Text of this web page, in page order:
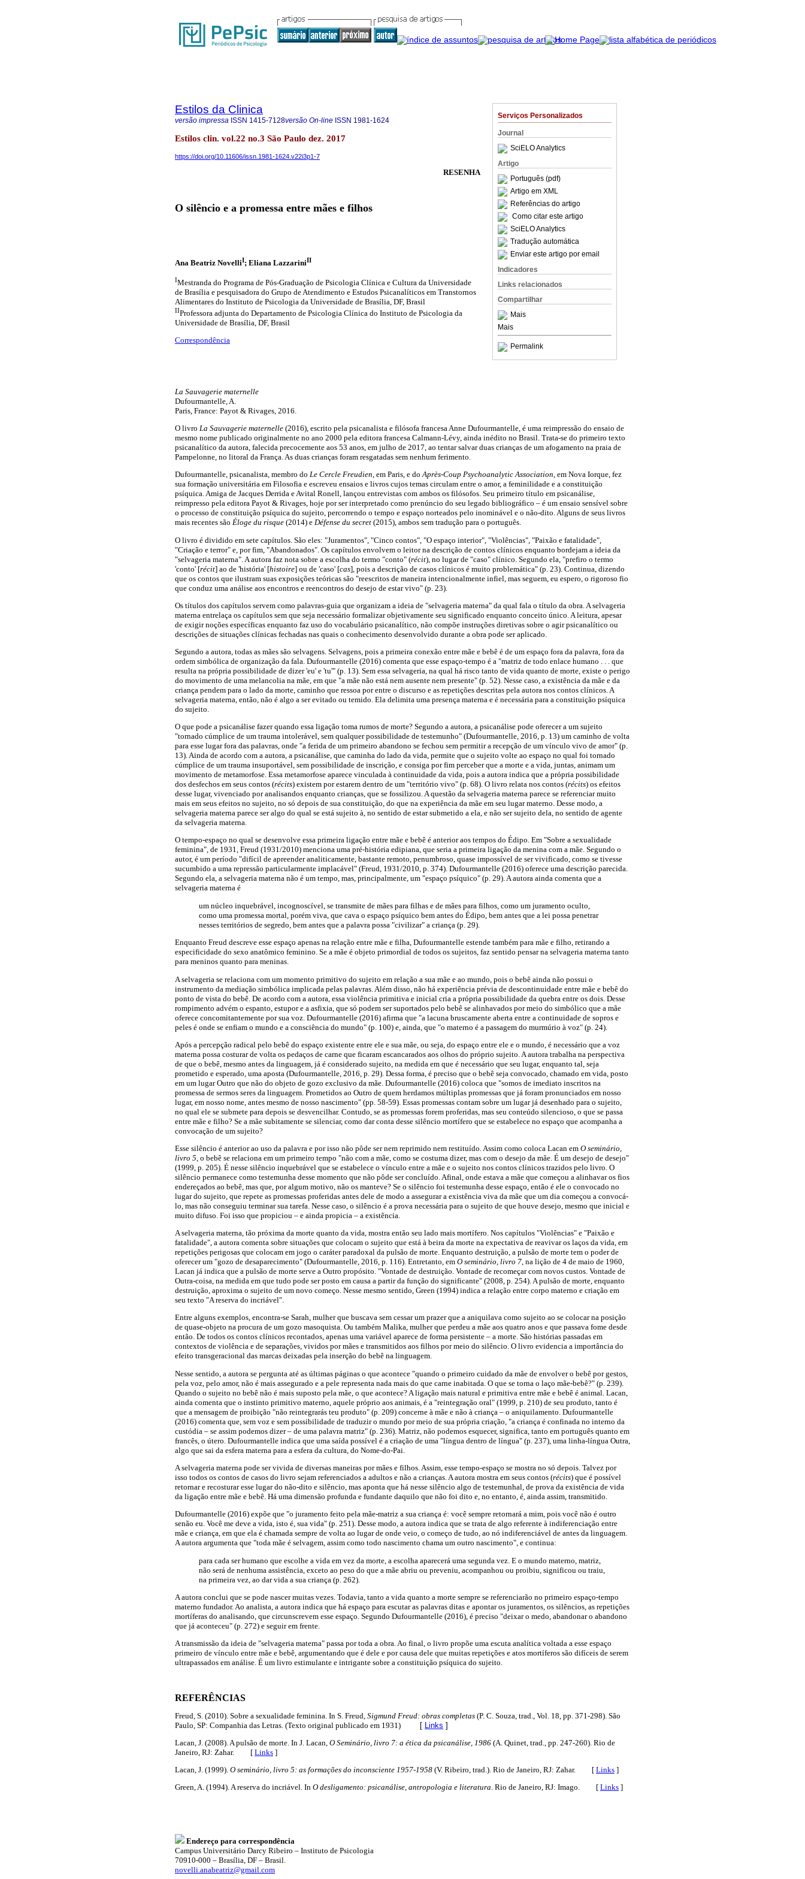
Serviços Personalizados
Journal
SciELO Analytics
Artigo
Português (pdf)
Artigo em XML
Referências do artigo
Como citar este artigo
SciELO Analytics
Tradução automática
Enviar este artigo por email
Indicadores
Links relacionados
Compartilhar
Mais
Mais
Permalink
Estilos da Clinica
versão impressa ISSN 1415-7128versão On-line ISSN 1981-1624
Estilos clin. vol.22 no.3 São Paulo dez. 2017
https://doi.org/10.11606/issn.1981-1624.v22i3p1-7
RESENHA
O silêncio e a promessa entre mães e filhos
Ana Beatriz NovelliI; Eliana LazzariniII
IMestranda do Programa de Pós-Graduação de Psicologia Clínica e Cultura da Universidade
de Brasília e pesquisadora do Grupo de Atendimento e Estudos Psicanalíticos em Transtornos
Alimentares do Instituto de Psicologia da Universidade de Brasília, DF, Brasil
IIProfessora adjunta do Departamento de Psicologia Clínica do Instituto de Psicologia da
Universidade de Brasília, DF, Brasil
Correspondência
La Sauvagerie maternelle
Dufourmantelle, A.
Paris, France: Payot & Rivages, 2016.
O livro La Sauvagerie maternelle (2016), escrito pela psicanalista e filósofa francesa Anne Dufourmantelle, é uma reimpressão do ensaio de
mesmo nome publicado originalmente no ano 2000 pela editora francesa Calmann-Lévy, ainda inédito no Brasil. Trata-se do primeiro texto
psicanalítico da autora, falecida precocemente aos 53 anos, em julho de 2017, ao tentar salvar duas crianças de um afogamento na praia de
Pampelonne, no litoral da França. As duas crianças foram resgatadas sem nenhum ferimento.
Dufourmantelle, psicanalista, membro do Le Cercle Freudien, em Paris, e doAprès-Coup Psychoanalytic Association, em Nova Iorque, fez
sua formação universitária em Filosofia e escreveu ensaios e livros cujos temas circulam entre o amor, a feminilidade e a constituição
psíquica. Amiga de Jacques Derrida e Avital Ronell, lançou entrevistas com ambos os filósofos. Seu primeiro título em psicanálise,
reimpresso pela editora Payot & Rivages, hoje por ser interpretado como prenúncio do seu legado bibliográfico – é um ensaio sensível sobre
o processo de constituição psíquica do sujeito, percorrendo o tempo e espaço norteados pelo inominável e o não-dito. Alguns de seus livros
mais recentes são Éloge du risque (2014) e Défense du secret (2015), ambos sem tradução para o português.
O livro é dividido em sete capítulos. São eles: "Juramentos", "Cinco contos", "O espaço interior", "Violências", "Paixão e fatalidade",
"Criação e terror" e, por fim, "Abandonados". Os capítulos envolvem o leitor na descrição de contos clínicos enquanto bordejam a ideia da
"selvageria materna". A autora faz nota sobre a escolha do termo "conto" (récit), no lugar de "caso" clínico. Segundo ela, "prefiro o termo
'conto' [récit] ao de 'história' [histoire] ou de 'caso' [cas], pois a descrição de casos clínicos é muito problemática" (p. 23). Continua, dizendo
que os contos que ilustram suas exposições teóricas são "reescritos de maneira intencionalmente infiel, mas seguem, eu espero, o rigoroso fio
que conduz uma análise aos encontros e reencontros do desejo de estar vivo" (p. 23).
Os títulos dos capítulos servem como palavras-guia que organizam a ideia de "selvageria materna" da qual fala o título da obra. A selvageria
materna entrelaça os capítulos sem que seja necessário formalizar objetivamente seu significado enquanto conceito único. A leitura, apesar
de exigir noções específicas enquanto faz uso do vocabulário psicanalítico, não compõe instruções diretivas sobre o agir psicanalítico ou
descrições de situações clínicas fechadas nas quais o conhecimento desenvolvido durante a obra pode ser aplicado.
Segundo a autora, todas as mães são selvagens. Selvagens, pois a primeira conexão entre mãe e bebê é de um espaço fora da palavra, fora da
ordem simbólica de organização da fala. Dufourmantelle (2016) comenta que esse espaço-tempo é a "matriz de todo enlace humano . . . que
resulta na própria possibilidade de dizer 'eu' e 'tu'" (p. 13). Sem essa selvageria, na qual há risco tanto de vida quanto de morte, existe o perigo
do movimento de uma melancolia na mãe, em que "a mãe não está nem ausente nem presente" (p. 52). Nesse caso, a existência da mãe e da
criança pendem para o lado da morte, caminho que ressoa por entre o discurso e as repetições descritas pela autora nos contos clínicos. A
selvageria materna, então, não é algo a ser evitado ou temido. Ela delimita uma presença materna e é necessária para a constituição psíquica
do sujeito.
O que pode a psicanálise fazer quando essa ligação toma rumos de morte? Segundo a autora, a psicanálise pode oferecer a um sujeito
"tornado cúmplice de um trauma intolerável, sem qualquer possibilidade de testemunho" (Dufourmantelle, 2016, p. 13) um caminho de volta
para esse lugar fora das palavras, onde "a ferida de um primeiro abandono se fechou sem permitir a recepção de um vínculo vivo de amor" (p.
13). Ainda de acordo com a autora, a psicanálise, que caminha do lado da vida, permite que o sujeito volte ao espaço no qual foi tornado
cúmplice de um trauma insuportável, sem possibilidade de inscrição, e consiga por fim perceber que a morte e a vida, juntas, animam um
movimento de metamorfose. Essa metamorfose aparece vinculada à continuidade da vida, pois a autora indica que a própria possibilidade
dos desfechos em seus contos (récits) existem por estarem dentro de um "território vivo" (p. 68). O livro relata nos contos (récits) os efeitos
desse lugar, vivenciado por analisandos enquanto crianças, que se fossilizou. A questão da selvageria materna parece se referenciar muito
mais em seus efeitos no sujeito, no só depois de sua constituição, do que na experiência da mãe em seu lugar materno. Desse modo, a
selvageria materna parece ser algo do qual se está sujeito à, no sentido de estar submetido a ela, e não ser sujeito dela, no sentido de agente
da selvageria materna.
O tempo-espaço no qual se desenvolve essa primeira ligação entre mãe e bebê é anterior aos tempos do Édipo. Em "Sobre a sexualidade
feminina", de 1931, Freud (1931/2010) menciona uma pré-história edipiana, que seria a primeira ligação da menina com a mãe. Segundo o
autor, é um período "difícil de apreender analiticamente, bastante remoto, penumbroso, quase impossível de ser vivificado, como se tivesse
sucumbido a uma repressão particularmente implacável" (Freud, 1931/2010, p. 374). Dufourmantelle (2016) oferece uma descrição parecida.
Segundo ela, a selvageria materna não é um tempo, mas, principalmente, um "espaço psíquico" (p. 29). A autora ainda comenta que a
selvageria materna é
um núcleo inquebrável, incognoscível, se transmite de mães para filhas e de mães para filhos, como um juramento oculto,
como uma promessa mortal, porém viva, que cava o espaço psíquico bem antes do Édipo, bem antes que a lei possa penetrar
nesses territórios de segredo, bem antes que a palavra possa "civilizar" a criança (p. 29).
Enquanto Freud descreve esse espaço apenas na relação entre mãe e filha, Dufourmantelle estende também para mãe e filho, retirando a
especificidade do sexo anatômico feminino. Se a mãe é objeto primordial de todos os sujeitos, faz sentido pensar na selvageria materna tanto
para meninos quanto para meninas.
A selvageria se relaciona com um momento primitivo do sujeito em relação a sua mãe e ao mundo, pois o bebê ainda não possui o
instrumento da mediação simbólica implicada pelas palavras. Além disso, não há experiência prévia de descontinuidade entre mãe e bebê do
ponto de vista do bebê. De acordo com a autora, essa violência primitiva e inicial cria a própria possibilidade da quebra entre os dois. Desse
rompimento advém o espanto, estupor e a asfixia, que só podem ser suportados pelo bebê se alinhavados por meio do simbólico que a mãe
oferece concomitantemente por sua voz. Dufourmantelle (2016) afirma que "a lacuna bruscamente aberta entre a continuidade de sopros e
peles é onde se enfiam o mundo e a consciência do mundo" (p. 100) e, ainda, que "o materno é a passagem do murmúrio à voz" (p. 24).
Após a percepção radical pelo bebê do espaço existente entre ele e sua mãe, ou seja, do espaço entre ele e o mundo, é necessário que a voz
materna possa costurar de volta os pedaços de carne que ficaram escancarados aos olhos do próprio sujeito. A autora trabalha na perspectiva
de que o bebê, mesmo antes da linguagem, já é considerado sujeito, na medida em que é necessário que seu lugar, enquanto tal, seja
prometido e esperado, uma aposta (Dufourmantelle, 2016, p. 29). Dessa forma, é preciso que o bebê seja convocado, chamado em vida, posto
em um lugar Outro que não do objeto de gozo exclusivo da mãe. Dufourmantelle (2016) coloca que "somos de imediato inscritos na
promessa de sermos seres da linguagem. Prometidos ao Outro de quem herdamos múltiplas promessas que já foram pronunciados em nosso
lugar, em nosso nome, antes mesmo de nosso nascimento" (pp. 58-59). Essas promessas contam sobre um lugar já desenhado para o sujeito,
no qual ele se submete para depois se desvencilhar. Contudo, se as promessas forem proferidas, mas seu conteúdo silencioso, o que se passa
entre mãe e filho? Se a mãe subitamente se silenciar, como dar conta desse silêncio mortífero que se estabelece no espaço que acompanha a
convocação de um sujeito?
Esse silêncio é anterior ao uso da palavra e por isso não pôde ser nem reprimido nem restituído. Assim como coloca Lacan em O seminário,
livro 5, o bebê se relaciona em um primeiro tempo "não com a mãe, como se costuma dizer, mas com o desejo da mãe. É um desejo de desejo"
(1999, p. 205). É nesse silêncio inquebrável que se estabelece o vínculo entre a mãe e o sujeito nos contos clínicos trazidos pelo livro. O
silêncio permanece como testemunha desse momento que não pôde ser concluído. Afinal, onde estava a mãe que começou a alinhavar os fios
endereçados ao bebê, mas que, por algum motivo, não os manteve? Se o silêncio foi testemunha desse espaço, então é ele o convocado no
lugar do sujeito, que repete as promessas proferidas antes dele de modo a assegurar a existência viva da mãe que um dia começou a convocá-
lo, mas não conseguiu terminar sua tarefa. Nesse caso, o silêncio é a prova necessária para o sujeito de que houve desejo, mesmo que inicial e
muito difuso. Foi isso que propiciou – e ainda propicia – a existência.
A selvageria materna, tão próxima da morte quanto da vida, mostra então seu lado mais mortífero. Nos capítulos "Violências" e "Paixão e
fatalidade", a autora comenta sobre situações que colocam o sujeito que está à beira da morte na expectativa de reavivar os laços da vida, em
repetições perigosas que colocam em jogo o caráter paradoxal da pulsão de morte. Enquanto destruição, a pulsão de morte tem o poder de
oferecer um "gozo de desaparecimento" (Dufourmantelle, 2016, p. 116). Entretanto, em O seminário, livro 7, na lição de 4 de maio de 1960,
Lacan já indica que a pulsão de morte serve a Outro propósito. "Vontade de destruição. Vontade de recomeçar com novos custos. Vontade de
Outra-coisa, na medida em que tudo pode ser posto em causa a partir da função do significante" (2008, p. 254). A pulsão de morte, enquanto
destruição, aproxima o sujeito de um novo começo. Nesse mesmo sentido, Green (1994) indica a relação entre corpo materno e criação em
seu texto "A reserva do incriável".
Entre alguns exemplos, encontra-se Sarah, mulher que buscava sem cessar um prazer que a aniquilava como sujeito ao se colocar na posição
de quase-objeto na procura de um gozo masoquista. Ou também Malika, mulher que perdeu a mãe aos quatro anos e que passava fome desde
então. De todos os contos clínicos recontados, apenas uma variável aparece de forma persistente – a morte. São histórias passadas em
contextos de violência e de separações, vividos por mães e transmitidos aos filhos por meio do silêncio. O livro evidencia a importância do
efeito transgeracional das marcas deixadas pela inserção do bebê na linguagem.
Nesse sentido, a autora se pergunta até as últimas páginas o que acontece "quando o primeiro cuidado da mãe de envolver o bebê por gestos,
pela voz, pelo amor, não é mais assegurado e a pele representa nada mais do que carne inabitada. O que se torna o laço mãe-bebê?" (p. 239).
Quando o sujeito no bebê não é mais suposto pela mãe, o que acontece? A ligação mais natural e primitiva entre mãe e bebê é animal. Lacan,
ainda comenta que o instinto primitivo materno, aquele próprio aos animais, é a "reintegração oral" (1999, p. 210) de seu produto, tanto é
que a mensagem de proibição "não reintegrarás teu produto" (p. 209) concerne à mãe e não à criança – o aniquilamento. Dufourmantelle
(2016) comenta que, sem voz e sem possibilidade de traduzir o mundo por meio de sua própria criação, "a criança é confinada no interno da
custódia – se assim podemos dizer – de uma palavra matriz" (p. 236). Matriz, não podemos esquecer, significa, tanto em português quanto em
francês, o útero. Dufourmantelle indica que uma saída possível é a criação de uma "língua dentro de língua" (p. 237), uma linha-língua Outra,
algo que sai da esfera materna para a esfera da cultura, do Nome-do-Pai.
A selvageria materna pode ser vivida de diversas maneiras por mães e filhos. Assim, esse tempo-espaço se mostra no só depois. Talvez por
isso todos os contos de casos do livro sejam referenciados a adultos e não a crianças. A autora mostra em seus contos (récits) que é possível
retornar e recosturar esse lugar do não-dito e silêncio, mas aponta que há nesse silêncio algo de testemunhal, de prova da existência de vida
da ligação entre mãe e bebê. Há uma dimensão profunda e fundante daquilo que não foi dito e, no entanto, é, ainda assim, transmitido.
Dufourmantelle (2016) expõe que "o juramento feito pela mãe-matriz a sua criança é: você sempre retornará a mim, pois você não é outro
senão eu. Você me deve a vida, isto é, sua vida" (p. 251). Desse modo, a autora indica que se trata de algo referente à indiferenciação entre
mãe e criança, em que ela é chamada sempre de volta ao lugar de onde veio, o começo de tudo, ao nó indiferenciável de antes da linguagem.
A autora argumenta que "toda mãe é selvagem, assim como todo nascimento chama um outro nascimento", e continua:
para cada ser humano que escolhe a vida em vez da morte, a escolha aparecerá uma segunda vez. E o mundo materno, matriz,
não será de nenhuma assistência, exceto ao peso do que a mãe abriu ou preveniu, acompanhou ou proibiu, significou ou traiu,
na primeira vez, ao dar vida a sua criança (p. 262).
A autora conclui que se pode nascer muitas vezes. Todavia, tanto a vida quanto a morte sempre se referenciarão no primeiro espaço-tempo
materno fundador. Ao analista, a autora indica que há espaço para escutar as palavras ditas e apontar os juramentos, os silêncios, as repetições
mortíferas do analisando, que circunscrevem esse espaço. Segundo Dufourmantelle (2016), é preciso "deixar o medo, abandonar o abandono
que já aconteceu" (p. 272) e seguir em frente.
A transmissão da ideia de "selvageria materna" passa por toda a obra. Ao final, o livro propõe uma escuta analítica voltada a esse espaço
primeiro de vínculo entre mãe e bebê, argumentando que é dele e por causa dele que muitas repetições e atos mortíferos são difíceis de serem
ultrapassados em análise. É um livro estimulante e intrigante sobre a constituição psíquica do sujeito.
REFERÊNCIAS
Freud, S. (2010). Sobre a sexualidade feminina. In S. Freud, Sigmund Freud: obras completas (P. C. Souza, trad., Vol. 18, pp. 371-298). São
Paulo, SP: Companhia das Letras. (Texto original publicado em 1931) [ Links ]
Lacan, J. (2008). A pulsão de morte. In J. Lacan, O Seminário, livro 7: a ética da psicanálise, 1986 (A. Quinet, trad., pp. 247-260). Rio de
Janeiro, RJ: Zahar. [ Links ]
Lacan, J. (1999). O seminário, livro 5: as formações do inconsciente 1957-1958 (V. Ribeiro, trad.). Rio de Janeiro, RJ: Zahar. [ Links ]
Green, A. (1994). A reserva do incriável. In O desligamento: psicanálise, antropologia e literatura. Rio de Janeiro, RJ: Imago. [ Links ]
Endereço para correspondência
Campus Universitário Darcy Ribeiro – Instituto de Psicologia
70910-000 – Brasília, DF – Brasil.
novelli.anabeatriz@gmail.com